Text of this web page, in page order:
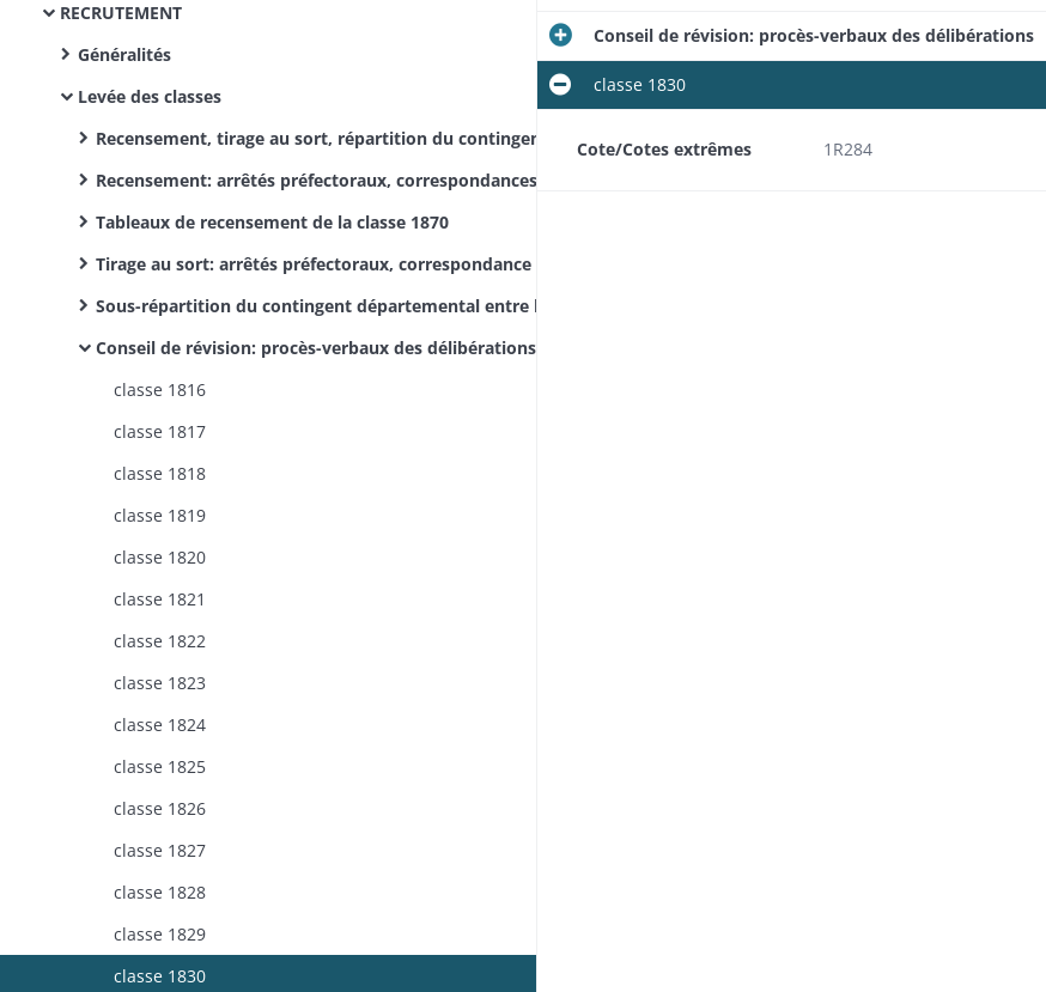
RECRUTEMENT
Généralités
Levée des classes
Recensement, tirage au sort, répartition du contingent départemental entre les cantons, composition et opérations du conseil de révision: arrêtés préfectoraux, correspondance
Recensement: arrêtés préfectoraux, correspondances
Tableaux de recensement de la classe 1870
Tirage au sort: arrêtés préfectoraux, correspondance
Sous-répartition du contingent départemental entre les cantons, composition et opérations du conseil de révision: arrêtés préfectoraux, correspondance
Conseil de révision: procès-verbaux des délibérations
classe 1816
classe 1817
classe 1818
classe 1819
classe 1820
classe 1821
classe 1822
classe 1823
classe 1824
classe 1825
classe 1826
classe 1827
classe 1828
classe 1829
classe 1830
Conseil de révision: procès-verbaux des délibérations
classe 1830
Cote/Cotes extrêmes 1R284